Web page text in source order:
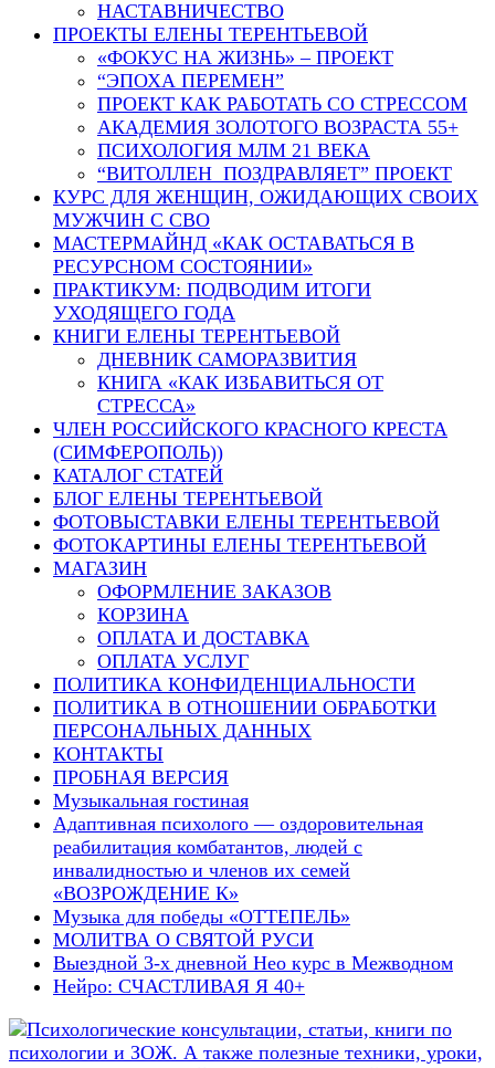
НАСТАВНИЧЕСТВО
ПРОЕКТЫ ЕЛЕНЫ ТЕРЕНТЬЕВОЙ
«ФОКУС НА ЖИЗНЬ» – ПРОЕКТ
“ЭПОХА ПЕРЕМЕН”
ПРОЕКТ КАК РАБОТАТЬ СО СТРЕССОМ
АКАДЕМИЯ ЗОЛОТОГО ВОЗРАСТА 55+
ПСИХОЛОГИЯ МЛМ 21 ВЕКА
“ВИТОЛЛЕН ПОЗДРАВЛЯЕТ” ПРОЕКТ
КУРС ДЛЯ ЖЕНЩИН, ОЖИДАЮЩИХ СВОИХ
МУЖЧИН С СВО
МАСТЕРМАЙНД «КАК ОСТАВАТЬСЯ В
РЕСУРСНОМ СОСТОЯНИИ»
ПРАКТИКУМ: ПОДВОДИМ ИТОГИ
УХОДЯЩЕГО ГОДА
КНИГИ ЕЛЕНЫ ТЕРЕНТЬЕВОЙ
ДНЕВНИК САМОРАЗВИТИЯ
КНИГА «КАК ИЗБАВИТЬСЯ ОТ
СТРЕССА»
ЧЛЕН РОССИЙСКОГО КРАСНОГО КРЕСТА
(СИМФЕРОПОЛЬ))
КАТАЛОГ СТАТЕЙ
БЛОГ ЕЛЕНЫ ТЕРЕНТЬЕВОЙ
ФОТОВЫСТАВКИ ЕЛЕНЫ ТЕРЕНТЬЕВОЙ
ФОТОКАРТИНЫ ЕЛЕНЫ ТЕРЕНТЬЕВОЙ
МАГАЗИН
ОФОРМЛЕНИЕ ЗАКАЗОВ
КОРЗИНА
ОПЛАТА И ДОСТАВКА
ОПЛАТА УСЛУГ
ПОЛИТИКА КОНФИДЕНЦИАЛЬНОСТИ
ПОЛИТИКА В ОТНОШЕНИИ ОБРАБОТКИ
ПЕРСОНАЛЬНЫХ ДАННЫХ
КОНТАКТЫ
ПРОБНАЯ ВЕРСИЯ
Музыкальная гостиная
Адаптивная психолого — оздоровительная
реабилитация комбатантов, людей с
инвалидностью и членов их семей
«ВОЗРОЖДЕНИЕ К»
Музыка для победы «ОТТЕПЕЛЬ»
МОЛИТВА О СВЯТОЙ РУСИ
Выездной 3-х дневной Нео курс в Межводном
Нейро: СЧАСТЛИВАЯ Я 40+